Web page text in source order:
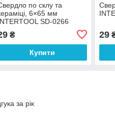
по склу та
6×65 мм
SD-0266
₴
Купити
29
за рік